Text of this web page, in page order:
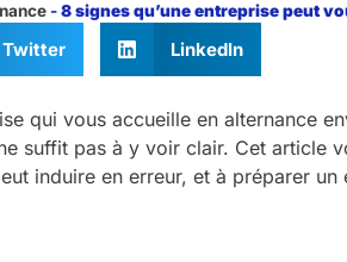
-8 signes qu’une entreprise peut
Twitter LinkedIn
qui vous accueille en alternance
suffit pas à y voir clair. Cet article
induire en erreur, et à préparer un